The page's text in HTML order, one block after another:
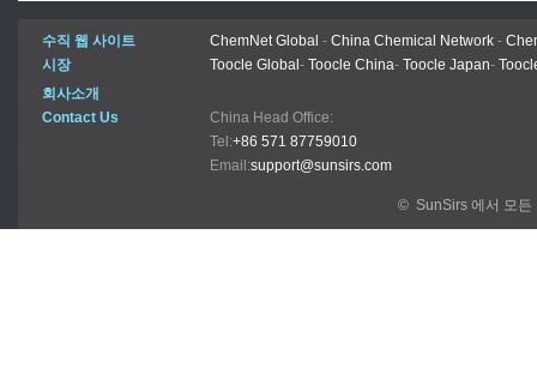
수직 웹 사이트 ChemNet Global - China Chemical Network -
시장
Toocle Global - Toocle China- Toocle Japan-
회사소개
Contact Us
China Head Office:
Tel:+86 571 87759010
Email:support@sunsirs.com
© SunSirs 에서 모